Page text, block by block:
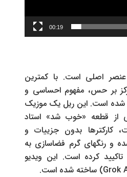
00:19
عنصر اصلی است. با کمترین
بر حس، مفهوم احساسی و
شده است. این ریل یک موزیک
از قطعه «خوب شد» استاد
کارکترها بدون جزییات و
و رنگهای گرم فضاسازی به
کرده است. این ویدیو